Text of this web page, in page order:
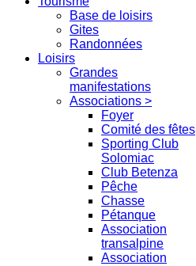
Base de loisirs
Gites
Randonnées
Loisirs
Grandes
manifestations
Associations >
Foyer
Comité des fêtes
Sporting Club
Solomiac
Club Betenza
Pêche
Chasse
Pétanque
Association
transalpine
Association